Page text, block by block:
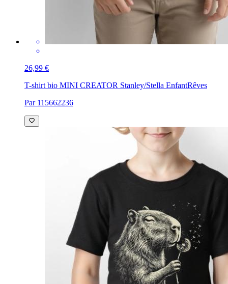
26,99 €
T-shirt bio MINI CREATOR Stanley/Stella EnfantRêves
Par 115662236